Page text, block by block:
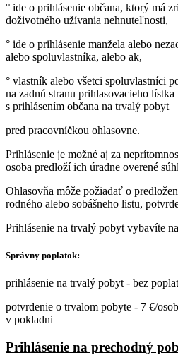
° ide o prihlásenie občana, ktorý má
doživotného užívania nehnuteľnosti,
° ide o prihlásenie manžela alebo
alebo spoluvlastníka, alebo ak,
° vlastník alebo všetci spoluvlastníci
na zadnú stranu prihlasovacieho
s prihlásením občana na trvalý pobyt
pred pracovníčkou ohlasovne.
Prihlásenie je možné aj za
osoba predloží ich úradne overené
Ohlasovňa môže požiadať o
rodného alebo sobášneho listu,
Prihlásenie na trvalý pobyt vybavíte
Správny poplatok:
prihlásenie na trvalý pobyt - bez
potvrdenie o trvalom pobyte - 7 €/
v pokladni
Prihlásenie na prechodný